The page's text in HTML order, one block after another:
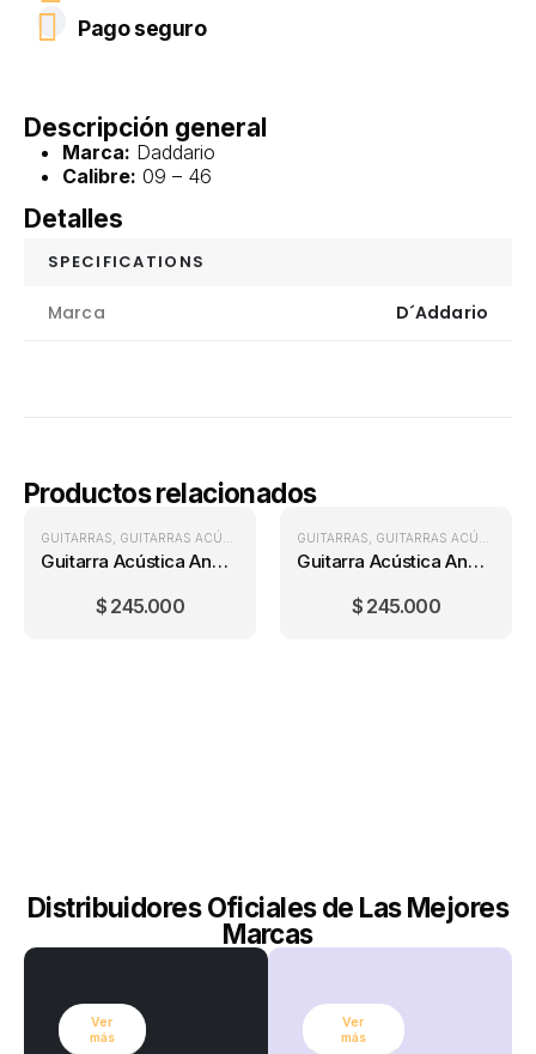
Pago seguro
Descripción general
Marca: Daddario
Calibre: 09 – 46
Detalles
SPECIFICATIONS
Marca D´Addario
Productos relacionados
GUITARRAS GUITARRAS ACÚSTICAS
Guitarra Acústica Andalucía Cedro + Forro
$ 245.000
GUITARRAS GUITARRAS ACÚSTICAS
Guitarra Acústica Andalucía Cedro + Forro
$ 245.000
Distribuidores Oficiales de Las Mejores
Marcas
Ver
más
Ver
más